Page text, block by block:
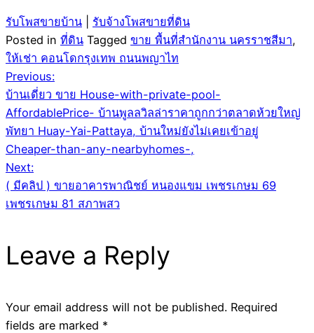
รับโพสขายบ้าน
รับจ้างโพสขายที่ดิน
Posted in ที่ดิน Tagged ขาย พื้นที่สำนักงาน นครราชสีมา,
ให้เช่า คอนโดกรุงเทพ ถนนพญาไท
Post
navigation
Previous:
บ้านเดี่ยว ขาย House-with-private-pool-
AffordablePrice- บ้านพูลลวิลล่าราคาถูกกว่าตลาดห้วยใหญ่
พัทยา Huay-Yai-Pattaya, บ้านใหม่ยังไม่เคยเข้าอยู่
Cheaper-than-any-nearbyhomes-,
Next:
( มีคลิป ) ขายอาคารพาณิชย์ หนองแขม เพชรเกษม 69
เพชรเกษม 81 สภาพสว
Leave a Reply
Your email address will not be published. Required
fields are marked *